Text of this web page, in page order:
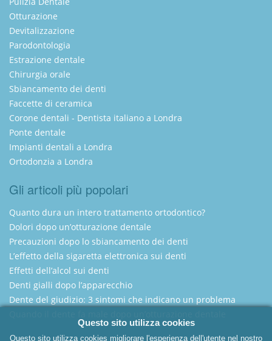
Otturazione
Devitalizzazione
Parodontologia
Estrazione dentale
Chirurgia orale
Sbiancamento dei denti
Faccette di ceramica
Corone dentali - Dentista italiano a Londra
Ponte dentale
Impianti dentali a Londra
Ortodonzia a Londra
Gli articoli più popolari
Quanto dura un intero trattamento ortodontico?
Dolori dopo un’otturazione dentale
Precauzioni dopo lo sbiancamento dei denti
L’effetto della sigaretta elettronica sui denti
Effetti dell’alcol sui denti
Denti gialli dopo l’apparecchio
Dente del giudizio: 3 sintomi che indicano un problema
Questo sito utilizza cookies
Questo sito utilizza cookies migliorare l'esperienza dell'utente nel nostro